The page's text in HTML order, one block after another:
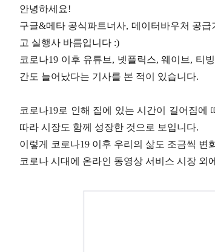
안녕하세요!
구글&메타 공식파트너사, 데이터바우처 공
고 실행사 바름입니다 :)
코로나19 이후 유튜브, 넷플릭스, 웨이브, 티
간도 늘어났다는 기사를 본 적이 있습니다.
코로나19로 인해 집에 있는 시간이 길어짐에
따라 시장도 함께 성장한 것으로 보입니다.
이렇게 코로나19 이후 우리의 삶도 조금씩
코로나 시대에 온라인 동영상 서비스 시장 외